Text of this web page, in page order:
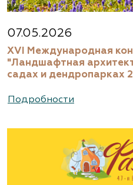
07.05.2026
XVI Международная
"Ландшафтная
садах и дендропарках
Подробности